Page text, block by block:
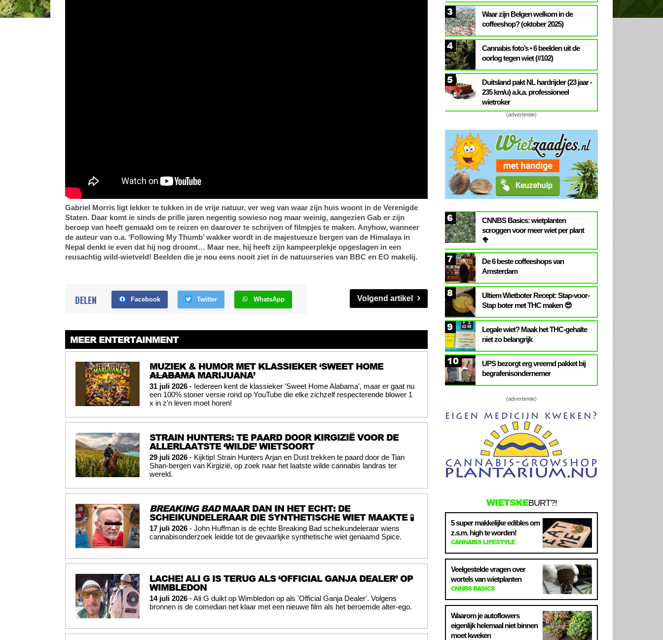
Gabriel Morris ligt lekker te tukken in de vrije natuur, ver weg van waar zijn huis woont in de Verenigde
Staten. Daar komt ie sinds de prille jaren negentig sowieso nog maar weinig, aangezien Gab er zijn
beroep van heeft gemaakt om te reizen en daarover te schrijven of filmpjes te maken. Anyhow, wanneer
de auteur van o.a. ‘Following My Thumb’ wakker wordt in de majestueuze bergen van de Himalaya in
Nepal denkt ie even dat hij nog droomt… Maar nee, hij heeft zijn kampeerplekje opgeslagen in een
reusachtig wild-wietveld! Beelden die je nou eens nooit ziet in de natuurseries van BBC en EO makelij.
DELEN Facebook Twitter WhatsApp Volgend artikel
MEER ENTERTAINMENT
MUZIEK & HUMOR MET KLASSIEKER ‘SWEET HOME
ALABAMAMARIJUANA’
31 juli 2026 - Iedereen kent de klassieker 'Sweet Home Alabama', maar er gaat nu
een 100% stoner versie rond op YouTube die elke zichzelf respecterende blower 1
x in z'n leven moet horen!
STRAIN HUNTERS: TE PAARD DOOR KIRGIZIË VOOR DE
ALLERLAATSTE ‘WILDE’ WIETSOORT
29 juli 2026 - Kijktip! Strain Hunters Arjan en Dust trekken te paard door de Tian
Shan-bergen van Kirgizië, op zoek naar het laatste wilde cannabis landras ter
wereld.
BREAKING BADMAAR DAN IN HET ECHT: DE
SCHEIKUNDELERAAR DIE SYNTHETISCHE WIET MAAKTE 🧪
17 juli 2026 - John Huffman is de echte Breaking Bad scheikundeleraar wiens
cannabisonderzoek leidde tot de gevaarlijke synthetische wiet genaamd Spice.
LACHE! ALI G IS TERUG ALS ‘OFFICIAL GANJA DEALER’ OP
WIMBLEDON
14 juli 2026 - Ali G duikt op Wimbledon op als 'Official Ganja Dealer'. Volgens
bronnen is de comedian net klaar met een nieuwe film als het beroemde alter-ego.
3
Waar zijn Belgen welkom in de
coffeeshop? (oktober 2025)
4
Cannabis foto’s • 6 beelden uit de
oorlog tegen wiet (#102)
5
Duitsland pakt NL hardrijder (23 jaar -
235 km/u) a.k.a. professioneel
wietroker
(advertentie)
6
CNNBS Basics: wietplanten
scroggen voor meer wiet per plant
🥦
7
De 6 beste coffeeshops van
Amsterdam
8
Ultiem Wietboter Recept: Stap-voor-
Stap boter met THC maken 😎
9
Legale wiet? Maak het THC-gehalte
niet zo belangrijk
10
UPS bezorgt erg vreemd pakket bij
begrafenisondernemer
(advertentie)
WIETSKEBURT?!
5 super makkelijke edibles om
z.s.m. high te worden!
CANNABIS LIFESTYLE
Veelgestelde vragen over
wortels van wietplanten
CNNBS BASICS
Waarom je autoflowers
eigenlijk helemaal niet binnen
moet kweken